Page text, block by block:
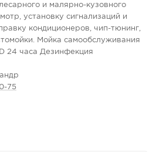
и малярно-кузовного
установку сигнализаций и
кондиционеров, чип-тюнинг,
Мойка самообслуживания
24 часа Дезинфекция
Шины диски.Антикор кузова.
75